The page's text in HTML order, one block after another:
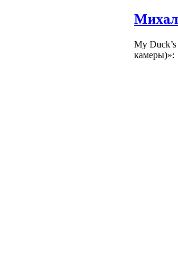
My
камеры)»: